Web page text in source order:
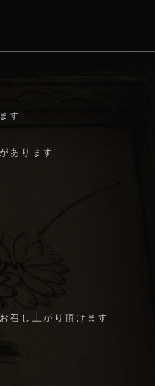
す
あります
召し上がり頂けます